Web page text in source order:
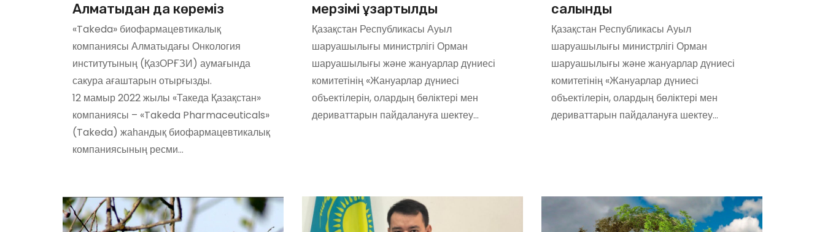
Алматыдан да көреміз
«Takeda» биофармацевтикалық
компаниясы Алматыдағы Онкология
институтының (ҚазОРҒЗИ) аумағында
сакура ағаштарын отырғызды.
12 мамыр 2022 жылы «Такеда Қазақстан»
компаниясы – «Takeda Pharmaceuticals»
(Takeda) жаһандық биофармацевтикалық
компаниясының ресми…
мерзімі ұзартылды
Қазақстан Республикасы Ауыл
шаруашылығы министрлігі Орман
шаруашылығы және жануарлар дүниесі
комитетінің «Жануарлар дүниесі
объектілерін, олардың бөліктері мен
дериваттарын пайдалануға шектеу…
салынды
Қазақстан Республикасы Ауыл
шаруашылығы министрлігі Орман
шаруашылығы және жануарлар дүниесі
комитетінің «Жануарлар дүниесі
объектілерін, олардың бөліктері мен
дериваттарын пайдалануға шектеу…